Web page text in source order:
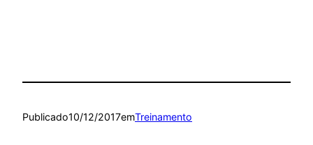
Publicado10/12/2017emTreinamento